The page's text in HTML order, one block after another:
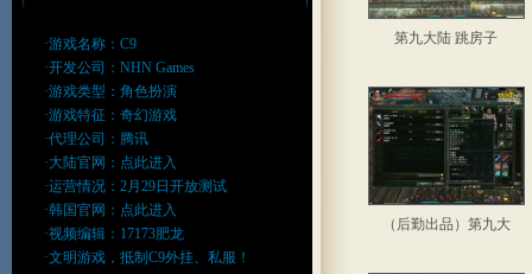
·游戏名称：C9
·开发公司：NHN Games
·游戏类型：角色扮演
·游戏特征：奇幻游戏
·代理公司：腾讯
·大陆官网： 点此进入
·运营情况：2月29日开放测试
·韩国官网： 点此进入
·视频编辑：17173肥龙
·文明游戏，抵制C9外挂、私服！
第九大陆 跳房子
（后勤出品）第九大